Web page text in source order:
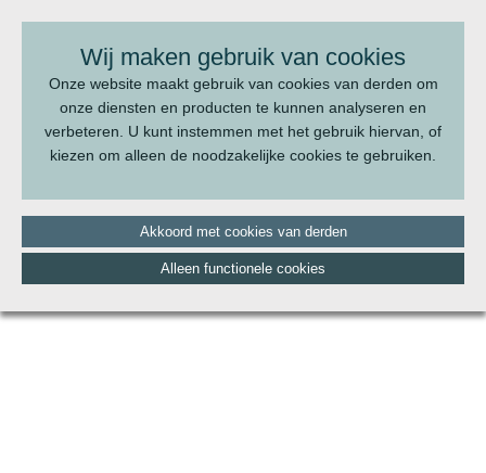
Wij maken gebruik van cookies
Onze website maakt gebruik van cookies van derden om
onze diensten en producten te kunnen analyseren en
verbeteren. U kunt instemmen met het gebruik hiervan, of
kiezen om alleen de noodzakelijke cookies te gebruiken.
Akkoord met cookies van derden
Alleen functionele cookies
BEL ONS:070 - 322 20 22